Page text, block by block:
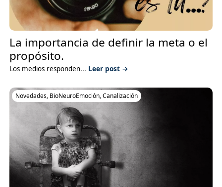
La importancia de definir la meta o el
propósito.
Los medios responden... Leer post →
Novedades, BioNeuroEmoción,Canalización